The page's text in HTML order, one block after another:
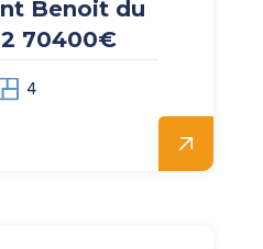
Benoit du
70400€
4